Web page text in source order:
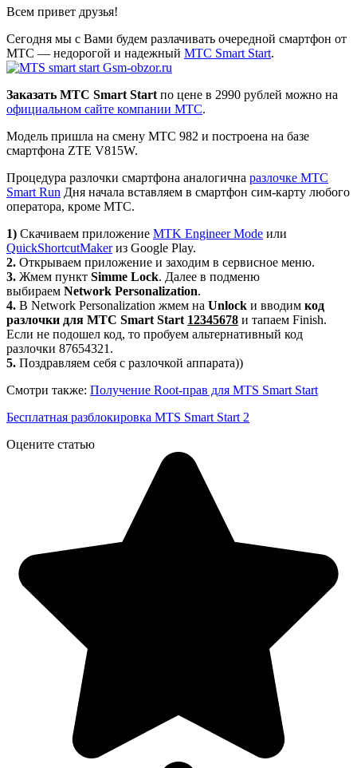
Всем привет друзья!
Сегодня мы с Вами будем разлачивать очередной смартфон от
МТС — недорогой и надежный MTC Smart Start.
Заказать МТС Smart Start по цене в 2990 рублей можно на
официальном сайте компании МТС.
Модель пришла на смену МТС 982 и построена на базе
смартфона ZTE V815W.
Процедура разлочки смартфона аналогична разлочке МТС
Smart Run Дня начала вставляем в смартфон сим-карту любого
оператора, кроме МТС.
1) Скачиваем приложение MTK Engineer Mode или
QuickShortcutMakerиз Google Play.
2. Открываем приложение и заходим в сервисное меню.
3. Жмем пункт Simme Lock. Далее в подменю
выбираем Network Personalization.
4. В Network Personalization жмем на Unlock и вводим код
разлочки для МТС Smart Start 12345678 и тапаем Finish.
Если не подошел код, то пробуем альтернативный код
разлочки 87654321.
5. Поздравляем себя с разлочкой аппарата))
Смотри также: Получение Root-прав для MTS Smart Start
Бесплатная разблокировка MTS Smart Start 2
Оцените статью